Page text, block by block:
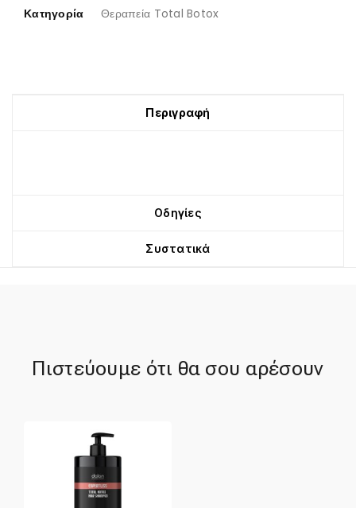
Κατηγορία
Θεραπεία Total Botox
Περιγραφή
Οδηγίες
Συστατικά
Πιστεύουμε ότι θα σου αρέσουν